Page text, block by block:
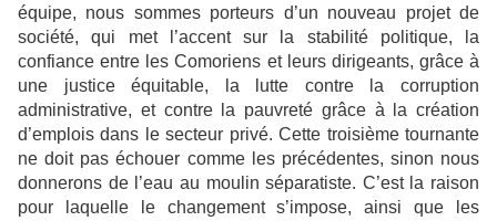
équipe, nous sommes porteurs d’un nouveau projet de
société, qui met l’accent sur la stabilité politique, la
confiance entre les Comoriens et leurs dirigeants, grâce à
une justice équitable, la lutte contre la corruption
administrative, et contre la pauvreté grâce à la création
d’emplois dans le secteur privé. Cette troisième tournante
ne doit pas échouer comme les précédentes, sinon nous
donnerons de l’eau au moulin séparatiste. C’est la raison
pour laquelle le changement s’impose, ainsi que les